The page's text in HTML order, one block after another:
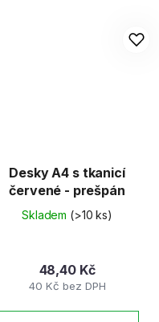
Desky A4 s tkanicí
červené - prešpán
Skladem (>10 ks)
40 Kč bez DPH
48,40 Kč